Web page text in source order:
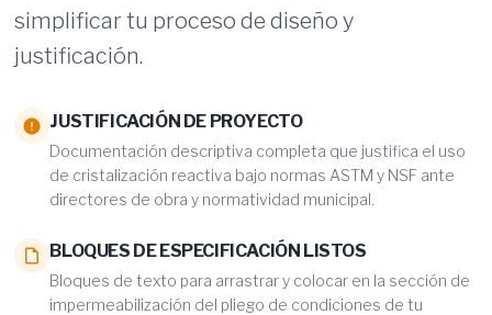
simplificar tu proceso de diseño y
justificación.
JUSTIFICACIÓN DE PROYECTO
Documentación descriptiva completa que justifica el uso
de cristalización reactiva bajo normas ASTM y NSF ante
directores de obra y normatividad municipal.
BLOQUES DE ESPECIFICACIÓN LISTOS
Bloques de texto para arrastrar y colocar en la sección de
impermeabilización del pliego de condiciones de tu